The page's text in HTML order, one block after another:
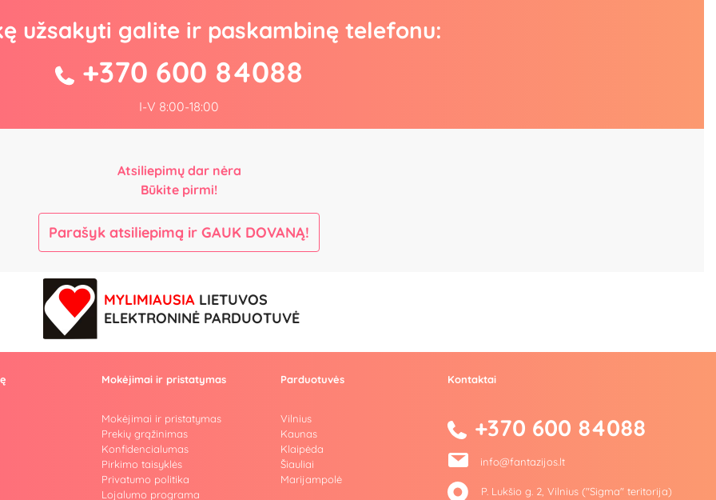
užsakyti galite ir paskambinę telefonu:
+370 600 84088
I-V 8:00-18:00
Atsiliepimų dar nėra
Būkite pirmi!
Parašyk atsiliepimą ir GAUK DOVANĄ!
MYLIMIAUSIA LIETUVOS
ELEKTRONINĖ PARDUOTUVĖ
Mokėjimai ir pristatymas
Mokėjimai ir pristatymas
Prekių grąžinimas
Konfidencialumas
Pirkimo taisyklės
Privatumo politika
Lojalumo programa
Parduotuvės
Vilnius
Kaunas
Klaipėda
Šiauliai
Marijampolė
Kontaktai
+370 600 84088
info@fantazijos.lt
P. Lukšio g. 2, Vilnius ("Sigma" teritorija)